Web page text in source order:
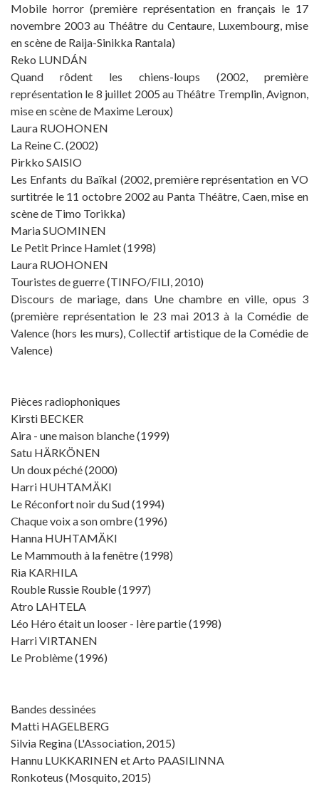
Mobile horror (première représentation en français le 17
novembre 2003 au Théâtre du Centaure, Luxembourg, mise
en scène de Raija-Sinikka Rantala)
Reko LUNDÁN
Quand rôdent les chiens-loups (2002, première
représentation le 8 juillet 2005 au Théâtre Tremplin, Avignon,
mise en scène de Maxime Leroux)
Laura RUOHONEN
La Reine C. (2002)
Pirkko SAISIO
Les Enfants du Baïkal (2002, première représentation en VO
surtitrée le 11 octobre 2002 au Panta Théâtre, Caen, mise en
scène de Timo Torikka)
Maria SUOMINEN
Le Petit Prince Hamlet (1998)
Laura RUOHONEN
Touristes de guerre (TINFO/FILI, 2010)
Discours de mariage, dans Une chambre en ville, opus 3
(première représentation le 23 mai 2013 à la Comédie de
Valence (hors les murs), Collectif artistique de la Comédie de
Valence)
Pièces radiophoniques
Kirsti BECKER
Aira - une maison blanche (1999)
Satu HÄRKÖNEN
Un doux péché (2000)
Harri HUHTAMÄKI
Le Réconfort noir du Sud (1994)
Chaque voix a son ombre (1996)
Hanna HUHTAMÄKI
Le Mammouth à la fenêtre (1998)
Ria KARHILA
Rouble Russie Rouble (1997)
Atro LAHTELA
Léo Héro était un looser - Ière partie (1998)
Harri VIRTANEN
Le Problème (1996)
Bandes dessinées
Matti HAGELBERG
Silvia Regina (L'Association, 2015)
Hannu LUKKARINEN et Arto PAASILINNA
Ronkoteus (Mosquito, 2015)